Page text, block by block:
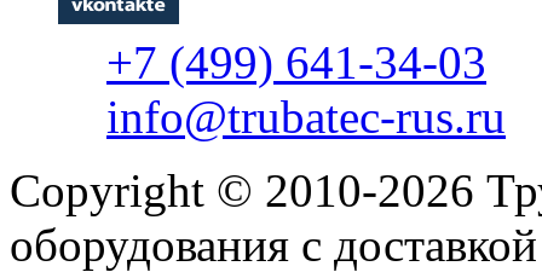
+7 (499) 641-34-03
info@trubatec-rus.ru
Copyright © 2010-2026
оборудования с